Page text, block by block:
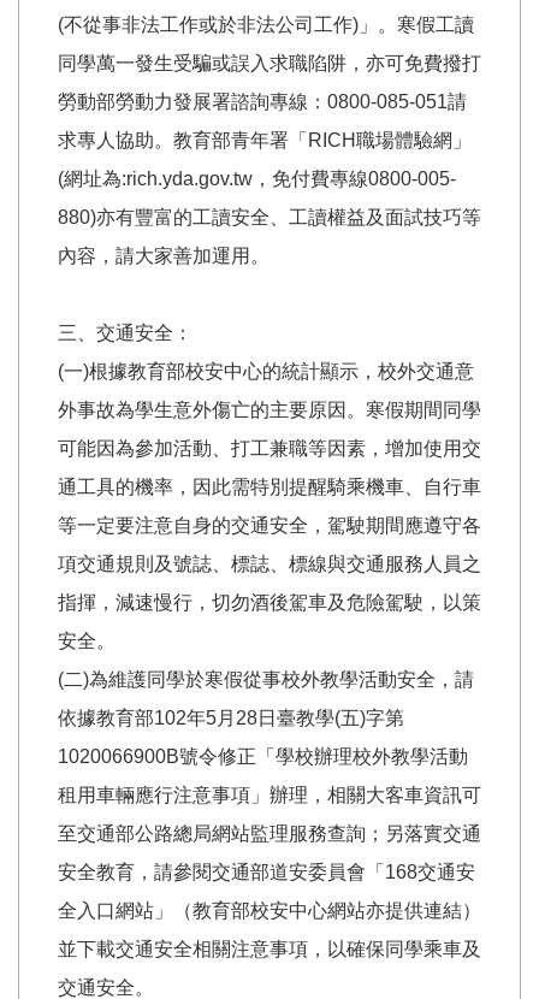
(不從事非法工作或於非法公司工作)」。寒假工讀
同學萬一發生受騙或誤入求職陷阱，亦可免費撥打
勞動部勞動力發展署諮詢專線：0800-085-051請
求專人協助。教育部青年署「RICH職場體驗網」
(網址為:rich.yda.gov.tw，免付費專線0800-005-
880)亦有豐富的工讀安全、工讀權益及面試技巧等
內容，請大家善加運用。
三、交通安全：
(一)根據教育部校安中心的統計顯示，校外交通意
外事故為學生意外傷亡的主要原因。寒假期間同學
可能因為參加活動、打工兼職等因素，增加使用交
通工具的機率，因此需特別提醒騎乘機車、自行車
等一定要注意自身的交通安全，駕駛期間應遵守各
項交通規則及號誌、標誌、標線與交通服務人員之
指揮，減速慢行，切勿酒後駕車及危險駕駛，以策
安全。
(二)為維護同學於寒假從事校外教學活動安全，請
依據教育部102年5月28日臺教學(五)字第
1020066900B號令修正「學校辦理校外教學活動
租用車輛應行注意事項」辦理，相關大客車資訊可
至交通部公路總局網站監理服務查詢；另落實交通
安全教育，請參閱交通部道安委員會「168交通安
全入口網站」（教育部校安中心網站亦提供連結）
並下載交通安全相關注意事項，以確保同學乘車及
交通安全。